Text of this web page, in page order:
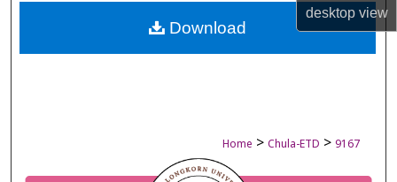
desktopview
Digital Commons Network™
Home > Chula-ETD > 9167
Download